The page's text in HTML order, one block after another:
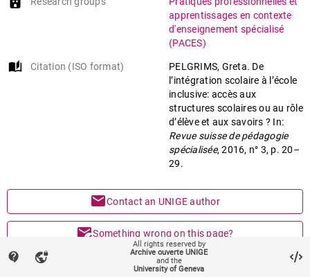
apprentissages en contexte
d'enseignement spécialisé
(PACES)
auto_stories Citation (ISO format)
PELGRIMS, Greta. De
l’intégration scolaire à l’école
inclusive: accès aux
structures scolaires ou au rôle
d’élève et aux savoirs ? In:
Revue suisse de pédagogie
spécialisée, 2016, n° 3, p. 20–
29.
mailContact an UNIGE author
mark_email_readSomething wrong on this page?
contact_support vpn_lock
All rights reserved by
Archive ouverte UNIGE
and the
University of Geneva